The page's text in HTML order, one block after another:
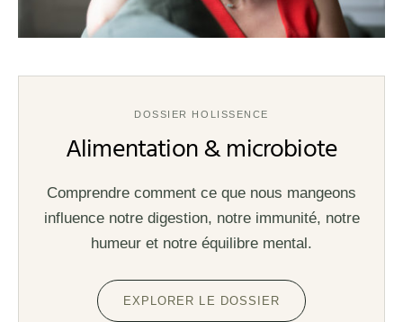
DOSSIER HOLISSENCE
Alimentation & microbiote
Comprendre comment ce que nous mangeons
influence notre digestion, notre immunité, notre
humeur et notre équilibre mental.
EXPLORER LE DOSSIER